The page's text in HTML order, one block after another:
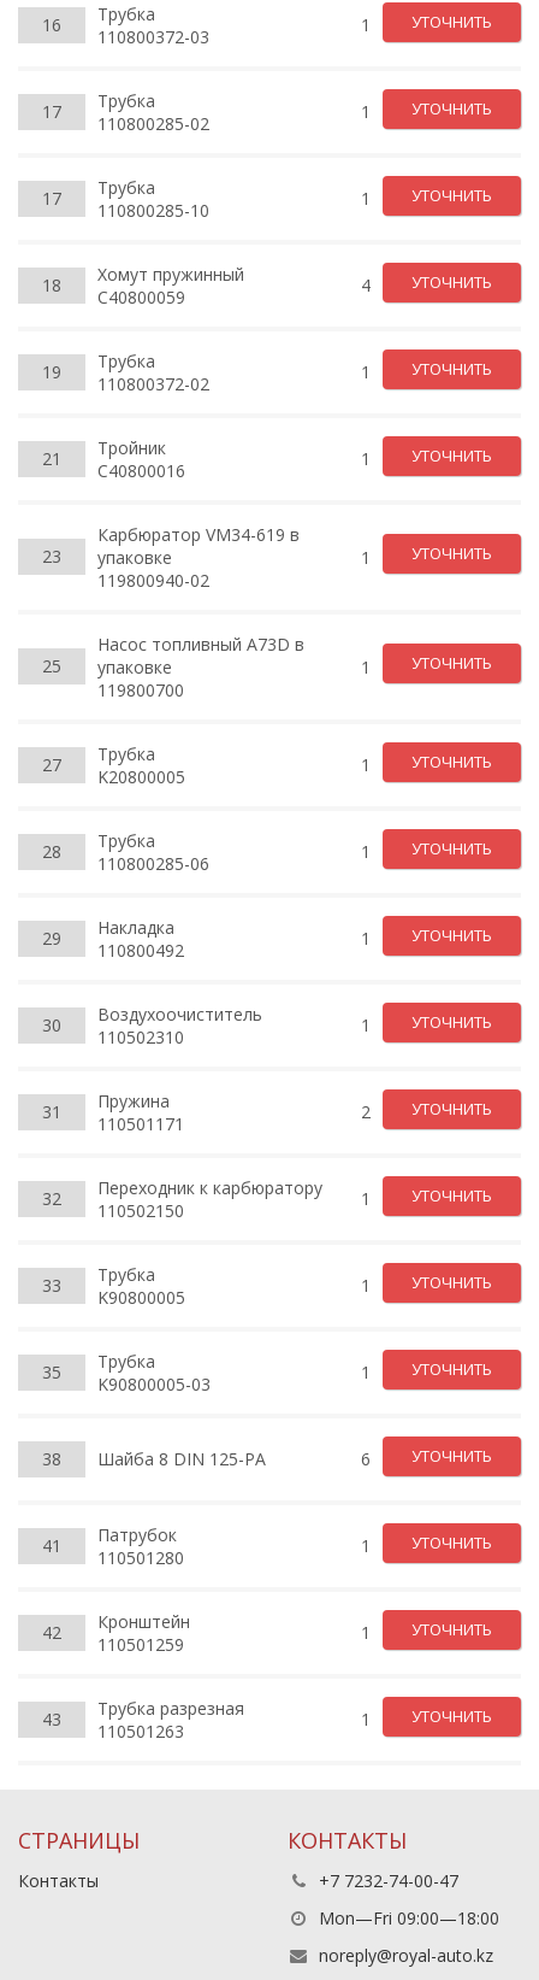
16
Трубка
110800372-03
1 УТОЧНИТЬ
17
Трубка
110800285-02
1 УТОЧНИТЬ
17
Трубка
110800285-10
1 УТОЧНИТЬ
18
Хомут пружинный
C40800059
4 УТОЧНИТЬ
19
Трубка
110800372-02
1 УТОЧНИТЬ
21
Тройник
C40800016
1 УТОЧНИТЬ
23
Карбюратор VM34-619 в
упаковке
119800940-02
1 УТОЧНИТЬ
25
Насос топливный А73D в
упаковке
119800700
1 УТОЧНИТЬ
27
Трубка
K20800005
1 УТОЧНИТЬ
28
Трубка
110800285-06
1 УТОЧНИТЬ
29
Накладка
110800492
1 УТОЧНИТЬ
30
Воздухоочиститель
110502310
1 УТОЧНИТЬ
31
Пружина
110501171
2 УТОЧНИТЬ
32
Переходник к карбюратору
110502150
1 УТОЧНИТЬ
33
Трубка
K90800005
1 УТОЧНИТЬ
35
Трубка
K90800005-03
1 УТОЧНИТЬ
38 Шайба 8 DIN 125-PA 6 УТОЧНИТЬ
41
Патрубок
110501280
1 УТОЧНИТЬ
42
Кронштейн
110501259
1 УТОЧНИТЬ
43
Трубка разрезная
110501263
1 УТОЧНИТЬ
СТРАНИЦЫ
Контакты
КОНТАКТЫ
+7 7232-74-00-47
Mon—Fri 09:00—18:00
noreply@royal-auto.kz